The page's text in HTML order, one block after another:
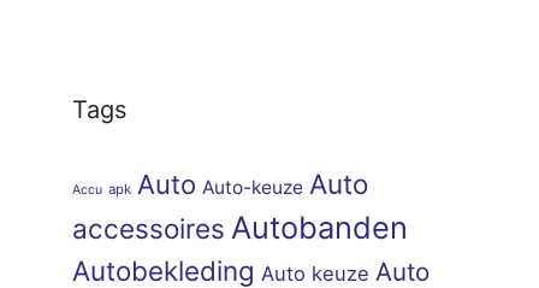
Tags
Accu apk Auto Auto-keuze Auto
accessoires Autobanden
Autobekleding Auto keuze Auto